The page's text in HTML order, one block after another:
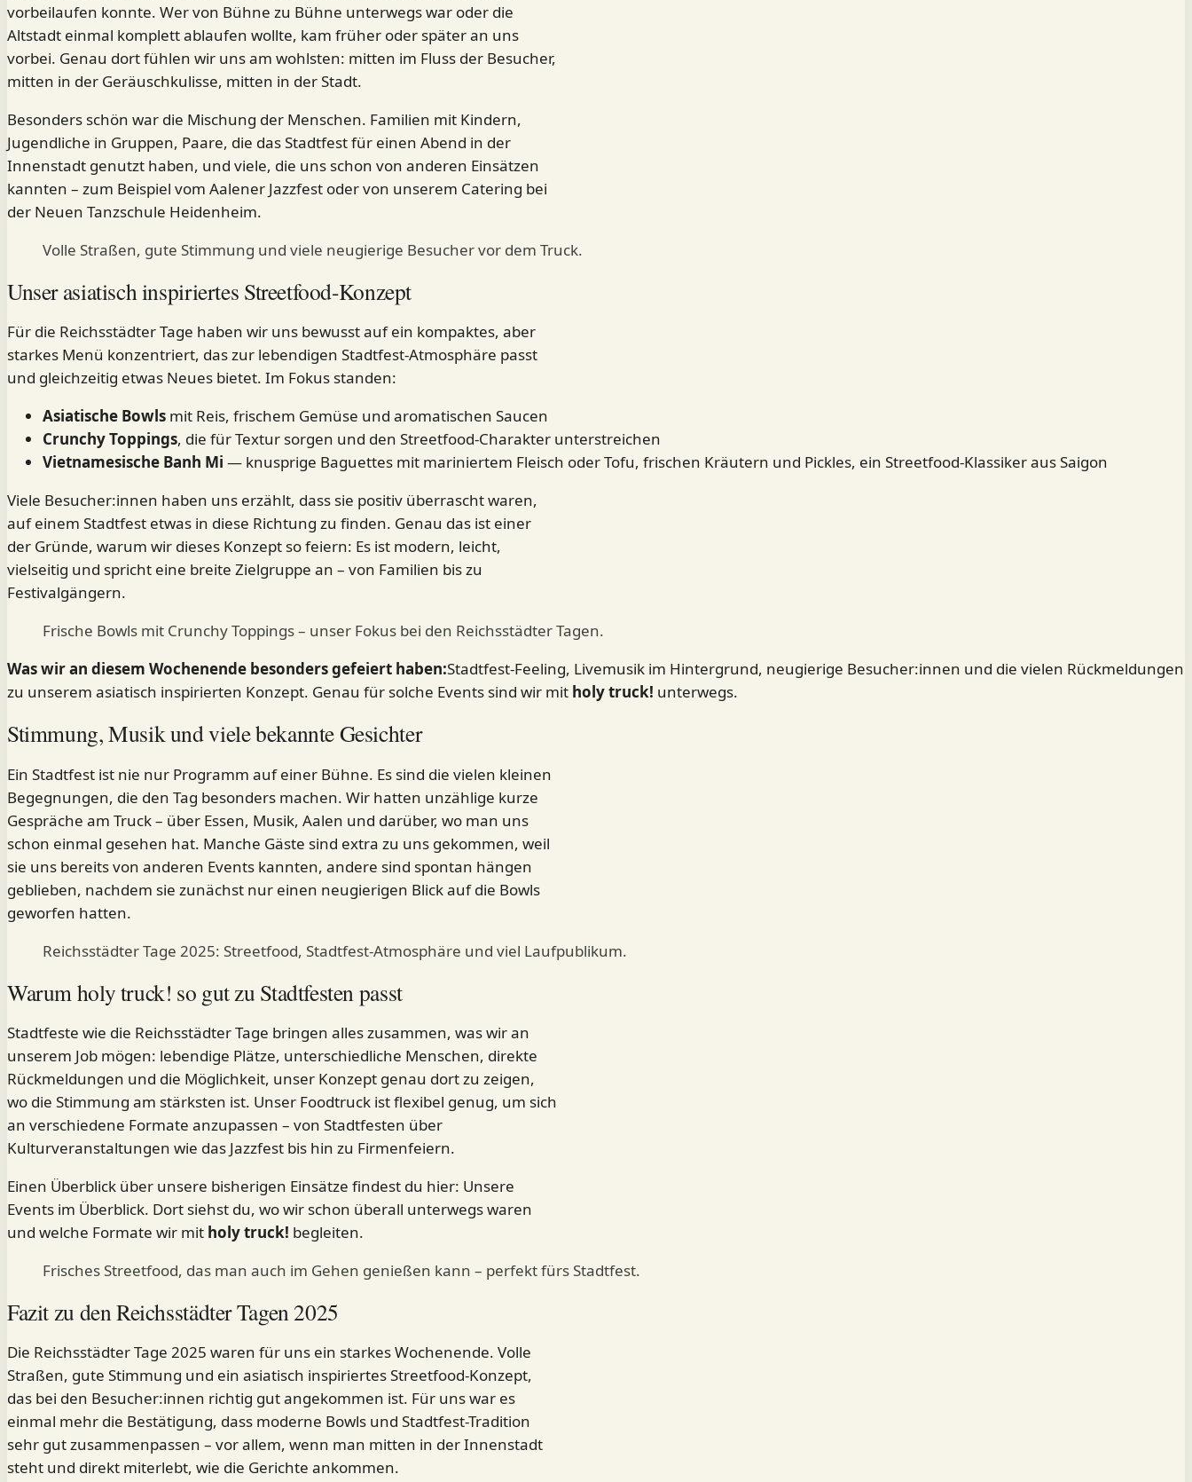
vorbeilaufen konnte. Wer von Bühne zu Bühne unterwegs war oder die
Altstadt einmal komplett ablaufen wollte, kam früher oder später an uns
vorbei. Genau dort fühlen wir uns am wohlsten: mitten im Fluss der Besucher,
mitten in der Geräuschkulisse, mitten in der Stadt.
Besonders schön war die Mischung der Menschen. Familien mit Kindern,
Jugendliche in Gruppen, Paare, die das Stadtfest für einen Abend in der
Innenstadt genutzt haben, und viele, die uns schon von anderen Einsätzen
kannten – zum Beispiel vom Aalener Jazzfest oder von unserem Catering bei
der Neuen Tanzschule Heidenheim.
Volle Straßen, gute Stimmung und viele neugierige Besucher vor dem Truck.
Unser asiatisch inspiriertes Streetfood-Konzept
Für die Reichsstädter Tage haben wir uns bewusst auf ein kompaktes, aber
starkes Menü konzentriert, das zur lebendigen Stadtfest-Atmosphäre passt
und gleichzeitig etwas Neues bietet. Im Fokus standen:
Asiatische Bowls mit Reis, frischem Gemüse und aromatischen Saucen
Crunchy Toppings, die für Textur sorgen und den Streetfood-Charakter unterstreichen
Vietnamesische Banh Mi — knusprige Baguettes mit mariniertem Fleisch oder Tofu, frischen Kräutern und Pickles, ein Streetfood-Klassiker aus Saigon
Viele Besucher:innen haben uns erzählt, dass sie positiv überrascht waren,
auf einem Stadtfest etwas in diese Richtung zu finden. Genau das ist einer
der Gründe, warum wir dieses Konzept so feiern: Es ist modern, leicht,
vielseitig und spricht eine breite Zielgruppe an – von Familien bis zu
Festivalgängern.
Frische Bowls mit Crunchy Toppings – unser Fokus bei den Reichsstädter Tagen.
Was wir an diesem Wochenende besonders gefeiert haben:Stadtfest-Feeling, Livemusik im Hintergrund, neugierige Besucher:innen und die vielen Rückmeldungen
zu unserem asiatisch inspirierten Konzept. Genau für solche Events sind wir mit holy truck! unterwegs.
Stimmung, Musik und viele bekannte Gesichter
Ein Stadtfest ist nie nur Programm auf einer Bühne. Es sind die vielen kleinen
Begegnungen, die den Tag besonders machen. Wir hatten unzählige kurze
Gespräche am Truck – über Essen, Musik, Aalen und darüber, wo man uns
schon einmal gesehen hat. Manche Gäste sind extra zu uns gekommen, weil
sie uns bereits von anderen Events kannten, andere sind spontan hängen
geblieben, nachdem sie zunächst nur einen neugierigen Blick auf die Bowls
geworfen hatten.
Reichsstädter Tage 2025: Streetfood, Stadtfest-Atmosphäre und viel Laufpublikum.
Warum holy truck! so gut zu Stadtfesten passt
Stadtfeste wie die Reichsstädter Tage bringen alles zusammen, was wir an
unserem Job mögen: lebendige Plätze, unterschiedliche Menschen, direkte
Rückmeldungen und die Möglichkeit, unser Konzept genau dort zu zeigen,
wo die Stimmung am stärksten ist. Unser Foodtruck ist flexibel genug, um sich
an verschiedene Formate anzupassen – von Stadtfesten über
Kulturveranstaltungen wie das Jazzfest bis hin zu Firmenfeiern.
Einen Überblick über unsere bisherigen Einsätze findest du hier: Unsere
Events im Überblick. Dort siehst du, wo wir schon überall unterwegs waren
und welche Formate wir mit holy truck! begleiten.
Frisches Streetfood, das man auch im Gehen genießen kann – perfekt fürs Stadtfest.
Fazit zu den Reichsstädter Tagen 2025
Die Reichsstädter Tage 2025 waren für uns ein starkes Wochenende. Volle
Straßen, gute Stimmung und ein asiatisch inspiriertes Streetfood-Konzept,
das bei den Besucher:innen richtig gut angekommen ist. Für uns war es
einmal mehr die Bestätigung, dass moderne Bowls und Stadtfest-Tradition
sehr gut zusammenpassen – vor allem, wenn man mitten in der Innenstadt
steht und direkt miterlebt, wie die Gerichte ankommen.